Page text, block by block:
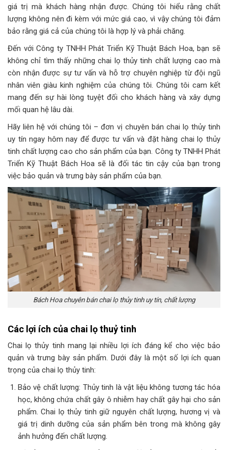
giá trị mà khách hàng nhận được. Chúng tôi hiểu rằng chất
lượng không nên đi kèm với mức giá cao, vì vậy chúng tôi đảm
bảo rằng giá cả của chúng tôi là hợp lý và phải chăng.
Đến với Công ty TNHH Phát Triển Kỹ Thuật Bách Hoa, bạn sẽ
không chỉ tìm thấy những chai lọ thủy tinh chất lượng cao mà
còn nhận được sự tư vấn và hỗ trợ chuyên nghiệp từ đội ngũ
nhân viên giàu kinh nghiệm của chúng tôi. Chúng tôi cam kết
mang đến sự hài lòng tuyệt đối cho khách hàng và xây dựng
mối quan hệ lâu dài.
Hãy liên hệ với chúng tôi – đơn vị chuyên bán chai lọ thủy tinh
uy tín ngay hôm nay để được tư vấn và đặt hàng chai lọ thủy
tinh chất lượng cao cho sản phẩm của bạn. Công ty TNHH Phát
Triển Kỹ Thuật Bách Hoa sẽ là đối tác tin cậy của bạn trong
việc bảo quản và trưng bày sản phẩm của bạn.
Bách Hoa chuyên bán chai lọ thủy tinh uy tín, chất lượng
Các lợi ích của chai lọ thuỷ tinh
Chai lọ thủy tinh mang lại nhiều lợi ích đáng kể cho việc bảo
quản và trưng bày sản phẩm. Dưới đây là một số lợi ích quan
trọng của chai lọ thủy tinh:
Bảo vệ chất lượng: Thủy tinh là vật liệu không tương tác hóa
học, không chứa chất gây ô nhiễm hay chất gây hại cho sản
phẩm. Chai lọ thủy tinh giữ nguyên chất lượng, hương vị và
giá trị dinh dưỡng của sản phẩm bên trong mà không gây
ảnh hưởng đến chất lượng.